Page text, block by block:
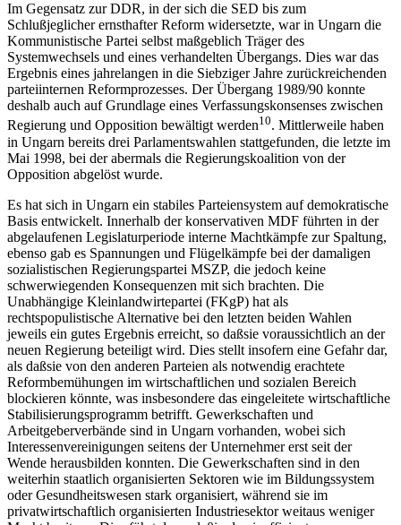
Im Gegensatz zur DDR, in der sich die SED bis zum
Schlußjeglicher ernsthafter Reform widersetzte, war in Ungarn die
Kommunistische Partei selbst maßgeblich Träger des
Systemwechsels und eines verhandelten Übergangs. Dies war das
Ergebnis eines jahrelangen in die Siebziger Jahre zurückreichenden
parteiinternen Reformprozesses. Der Übergang 1989/90 konnte
deshalb auch auf Grundlage eines Verfassungskonsenses zwischen
Regierung und Opposition bewältigt werden10. Mittlerweile haben
in Ungarn bereits drei Parlamentswahlen stattgefunden, die letzte im
Mai 1998, bei der abermals die Regierungskoalition von der
Opposition abgelöst wurde.
Es hat sich in Ungarn ein stabiles Parteiensystem auf demokratische
Basis entwickelt. Innerhalb der konservativen MDF führten in der
abgelaufenen Legislaturperiode interne Machtkämpfe zur Spaltung,
ebenso gab es Spannungen und Flügelkämpfe bei der damaligen
sozialistischen Regierungspartei MSZP, die jedoch keine
schwerwiegenden Konsequenzen mit sich brachten. Die
Unabhängige Kleinlandwirtepartei (FKgP) hat als
rechtspopulistische Alternative bei den letzten beiden Wahlen
jeweils ein gutes Ergebnis erreicht, so daßsie voraussichtlich an der
neuen Regierung beteiligt wird. Dies stellt insofern eine Gefahr dar,
als daßsie von den anderen Parteien als notwendig erachtete
Reformbemühungen im wirtschaftlichen und sozialen Bereich
blockieren könnte, was insbesondere das eingeleitete wirtschaftliche
Stabilisierungsprogramm betrifft. Gewerkschaften und
Arbeitgeberverbände sind in Ungarn vorhanden, wobei sich
Interessenvereinigungen seitens der Unternehmer erst seit der
Wende herausbilden konnten. Die Gewerkschaften sind in den
weiterhin staatlich organisierten Sektoren wie im Bildungssystem
oder Gesundheitswesen stark organisiert, während sie im
privatwirtschaftlich organisierten Industriesektor weitaus weniger